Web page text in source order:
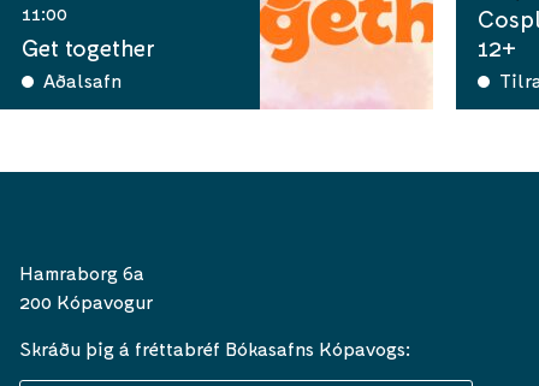
11:00
Get together
Aðalsafn
12+
Hamraborg 6a
200 Kópavogur
Skráðu þig á fréttabréf Bókasafns Kópavogs: